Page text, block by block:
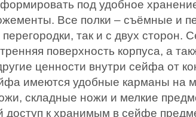
под удобное
Все полки – съёмные и
так и с двух
поверхность корпуса, а
ценности внутри сейфа от
имеются удобные карманы на
складные ножи и мелкие
доступ к хранимым в сейфе